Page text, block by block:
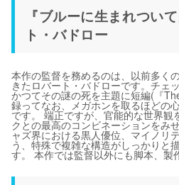
『ブルーに生まれつい
ト・バドロー
本作の監督を務めるのは、以前多く
きたロバート・バドローです。チェ
かつてその謎の死を主題に短編(『
録ってなお、メガホンを取るほどの
です。 端正ですが、官能的な世界観
クとの最高のコンビネーションをみ
ャズ界における黒人優位、マイノリ
う、特殊で複雑な構造がしっかりと
す。 本作では監督以外にも脚本、製